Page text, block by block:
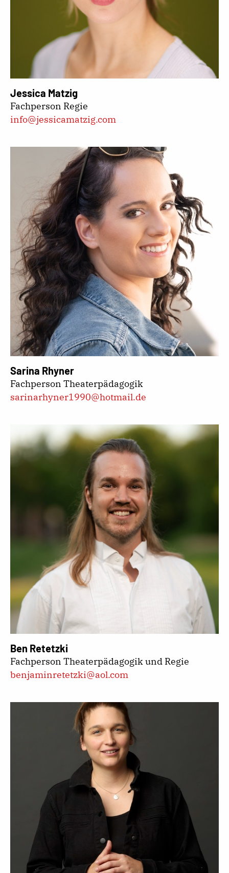
Jessica Matzig
Fachperson Regie
info@jessicamatzig.com
Sarina Rhyner
Fachperson Theaterpädagogik
sarinarhyner1990@hotmail.de
Ben Retetzki
Fachperson Theaterpädagogik und Regie
benjaminretetzki@aol.com